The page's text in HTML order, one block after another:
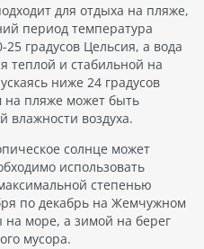
для отдыха на пляже,
период температура
градусов Цельсия, а вода
теплой и стабильной на
ниже 24 градусов
на пляже может быть
влажности воздуха.
солнце может
использовать
степенью
по декабрь на Жемчужном
море, а зимой на берег
мусора.